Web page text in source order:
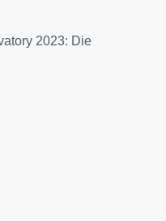
2023: Die